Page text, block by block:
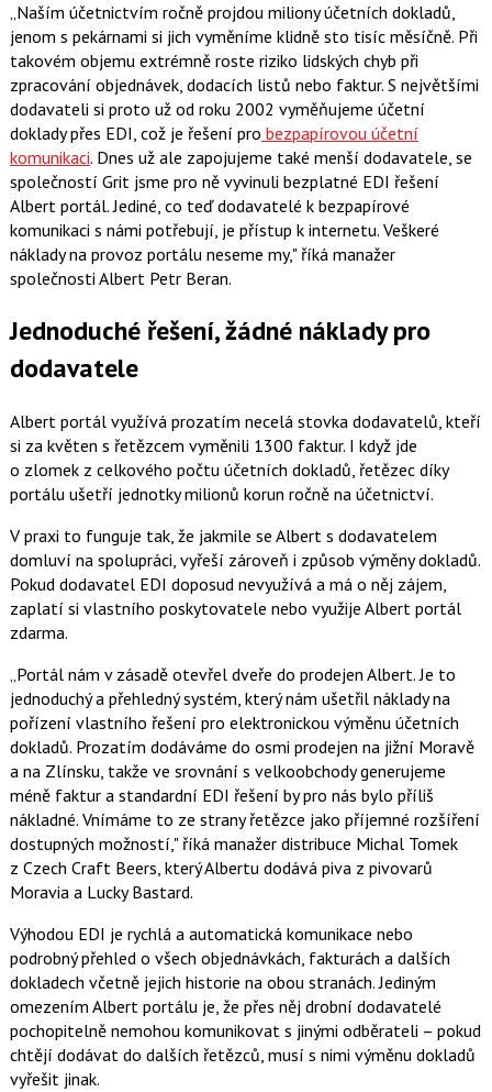
„Naším účetnictvím ročně projdou miliony účetních dokladů,
jenom s pekárnami si jich vyměníme klidně sto tisíc měsíčně. Při
takovém objemu extrémně roste riziko lidských chyb při
zpracování objednávek, dodacích listů nebo faktur. S největšími
dodavateli si proto už od roku 2002 vyměňujeme účetní
doklady přes EDI, což je řešení pro bezpapírovou účetní
komunikaci. Dnes už ale zapojujeme také menší dodavatele, se
společností Grit jsme pro ně vyvinuli bezplatné EDI řešení
Albert portál. Jediné, co teď dodavatelé k bezpapírové
komunikaci s námi potřebují, je přístup k internetu. Veškeré
náklady na provoz portálu neseme my," říká manažer
společnosti Albert Petr Beran.
Jednoduché řešení, žádné náklady pro
dodavatele
Albert portál využívá prozatím necelá stovka dodavatelů, kteří
si za květen s řetězcem vyměnili 1300 faktur. I když jde
o zlomek z celkového počtu účetních dokladů, řetězec díky
portálu ušetří jednotky milionů korun ročně na účetnictví.
V praxi to funguje tak, že jakmile se Albert s dodavatelem
domluví na spolupráci, vyřeší zároveň i způsob výměny dokladů.
Pokud dodavatel EDI doposud nevyužívá a má o něj zájem,
zaplatí si vlastního poskytovatele nebo využije Albert portál
zdarma.
„Portál nám v zásadě otevřel dveře do prodejen Albert. Je to
jednoduchý a přehledný systém, který nám ušetřil náklady na
pořízení vlastního řešení pro elektronickou výměnu účetních
dokladů. Prozatím dodáváme do osmi prodejen na jižní Moravě
a na Zlínsku, takže ve srovnání s velkoobchody generujeme
méně faktur a standardní EDI řešení by pro nás bylo příliš
nákladné. Vnímáme to ze strany řetězce jako příjemné rozšíření
dostupných možností," říká manažer distribuce Michal Tomek
z Czech Craft Beers, který Albertu dodává piva z pivovarů
Moravia a Lucky Bastard.
Výhodou EDI je rychlá a automatická komunikace nebo
podrobný přehled o všech objednávkách, fakturách a dalších
dokladech včetně jejich historie na obou stranách. Jediným
omezením Albert portálu je, že přes něj drobní dodavatelé
pochopitelně nemohou komunikovat s jinými odběrateli – pokud
chtějí dodávat do dalších řetězců, musí s nimi výměnu dokladů
vyřešit jinak.